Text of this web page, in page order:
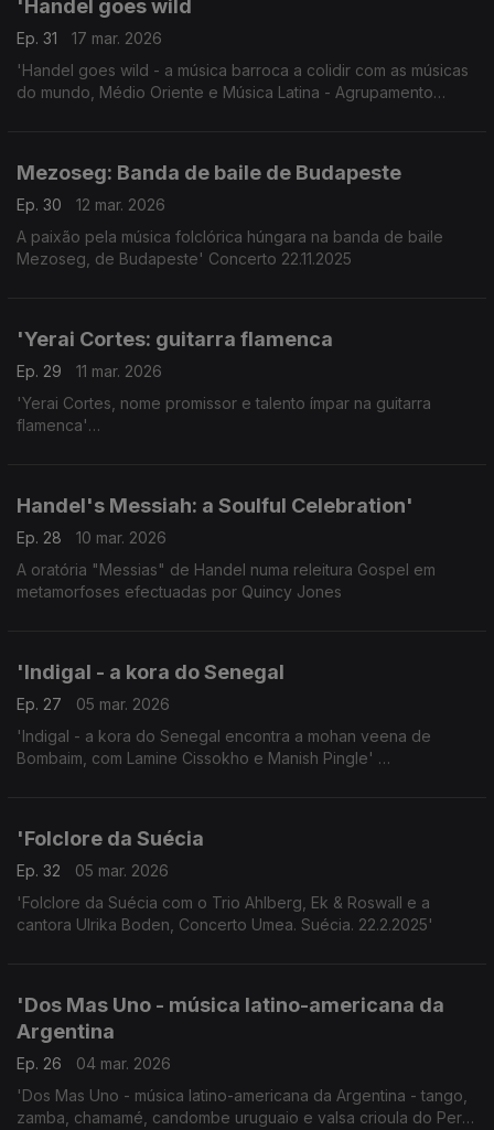
'Handel goes wild
Ep. 31
17 mar. 2026
'Handel goes wild - a música barroca a colidir com as músicas
do mundo, Médio Oriente e Música Latina - Agrupamento
Mezoseg: Banda de baile de Budapeste
Ep. 30
12 mar. 2026
A paixão pela música folclórica húngara na banda de baile
Mezoseg, de Budapeste' Concerto 22.11.2025
'Yerai Cortes: guitarra flamenca
Ep. 29
11 mar. 2026
'Yerai Cortes, nome promissor e talento ímpar na guitarra
flamenca'
Handel's Messiah: a Soulful Celebration'
Ep. 28
10 mar. 2026
A oratória "Messias" de Handel numa releitura Gospel em
metamorfoses efectuadas por Quincy Jones
'Indigal - a kora do Senegal
Ep. 27
05 mar. 2026
'Indigal - a kora do Senegal encontra a mohan veena de
Bombaim, com Lamine Cissokho e Manish Pingle'
'Folclore da Suécia
Ep. 32
05 mar. 2026
'Folclore da Suécia com o Trio Ahlberg, Ek & Roswall e a
cantora Ulrika Boden, Concerto Umea. Suécia. 22.2.2025'
'Dos Mas Uno - música latino-americana da
Argentina
Ep. 26
04 mar. 2026
'Dos Mas Uno - música latino-americana da Argentina - tango,
zamba, chamamé, candombe uruguaio e valsa crioula do Perú'